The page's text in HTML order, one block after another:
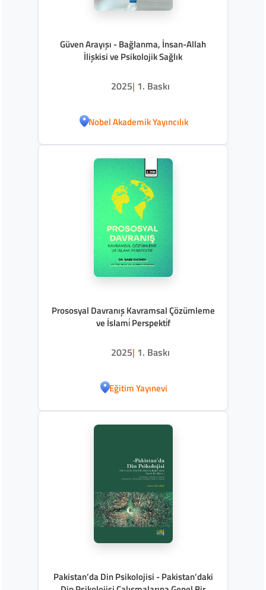
Güven Arayışı - Bağlanma, İnsan-Allah
İlişkisi ve Psikolojik Sağlık
2025| 1. Baskı
Nobel Akademik Yayıncılık
Prososyal Davranış Kavramsal Çözümleme
ve İslami̇ Perspekti̇f
2025| 1. Baskı
Eğitim Yayınevi
Pakistan’da Din Psikolojisi - Pakistan’daki